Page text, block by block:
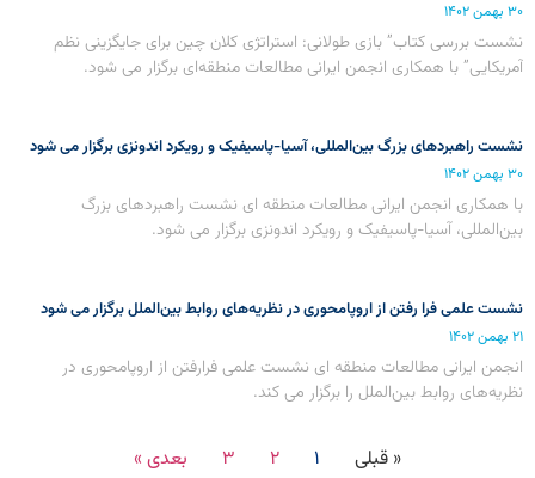
۳۰ بهمن ۱۴۰۲
نشست بررسی کتاب” بازی طولانی: استراتژی کلان چین برای جایگزینی نظم
آمریکایی” با همکاری انجمن ایرانی مطالعات منطقه‌ای برگزار می شود.
نشست راهبردهای بزرگ بین‌المللی، آسیا-پاسیفیک و رویکرد اندونزی برگزار می شود
۳۰ بهمن ۱۴۰۲
با همکاری انجمن ایرانی مطالعات منطقه ای نشست راهبردهای بزرگ
بین‌المللی، آسیا-پاسیفیک و رویکرد اندونزی برگزار می شود.
نشست علمی فرا رفتن از اروپامحوری در نظریه‌های روابط بین‌الملل برگزار می شود
۲۱ بهمن ۱۴۰۲
انجمن ایرانی مطالعات منطقه ای نشست علمی فرارفتن از اروپامحوری در
نظریه‌های روابط بین‌الملل را برگزار می کند.
« قبلی ۱ ۲ ۳ بعدی »